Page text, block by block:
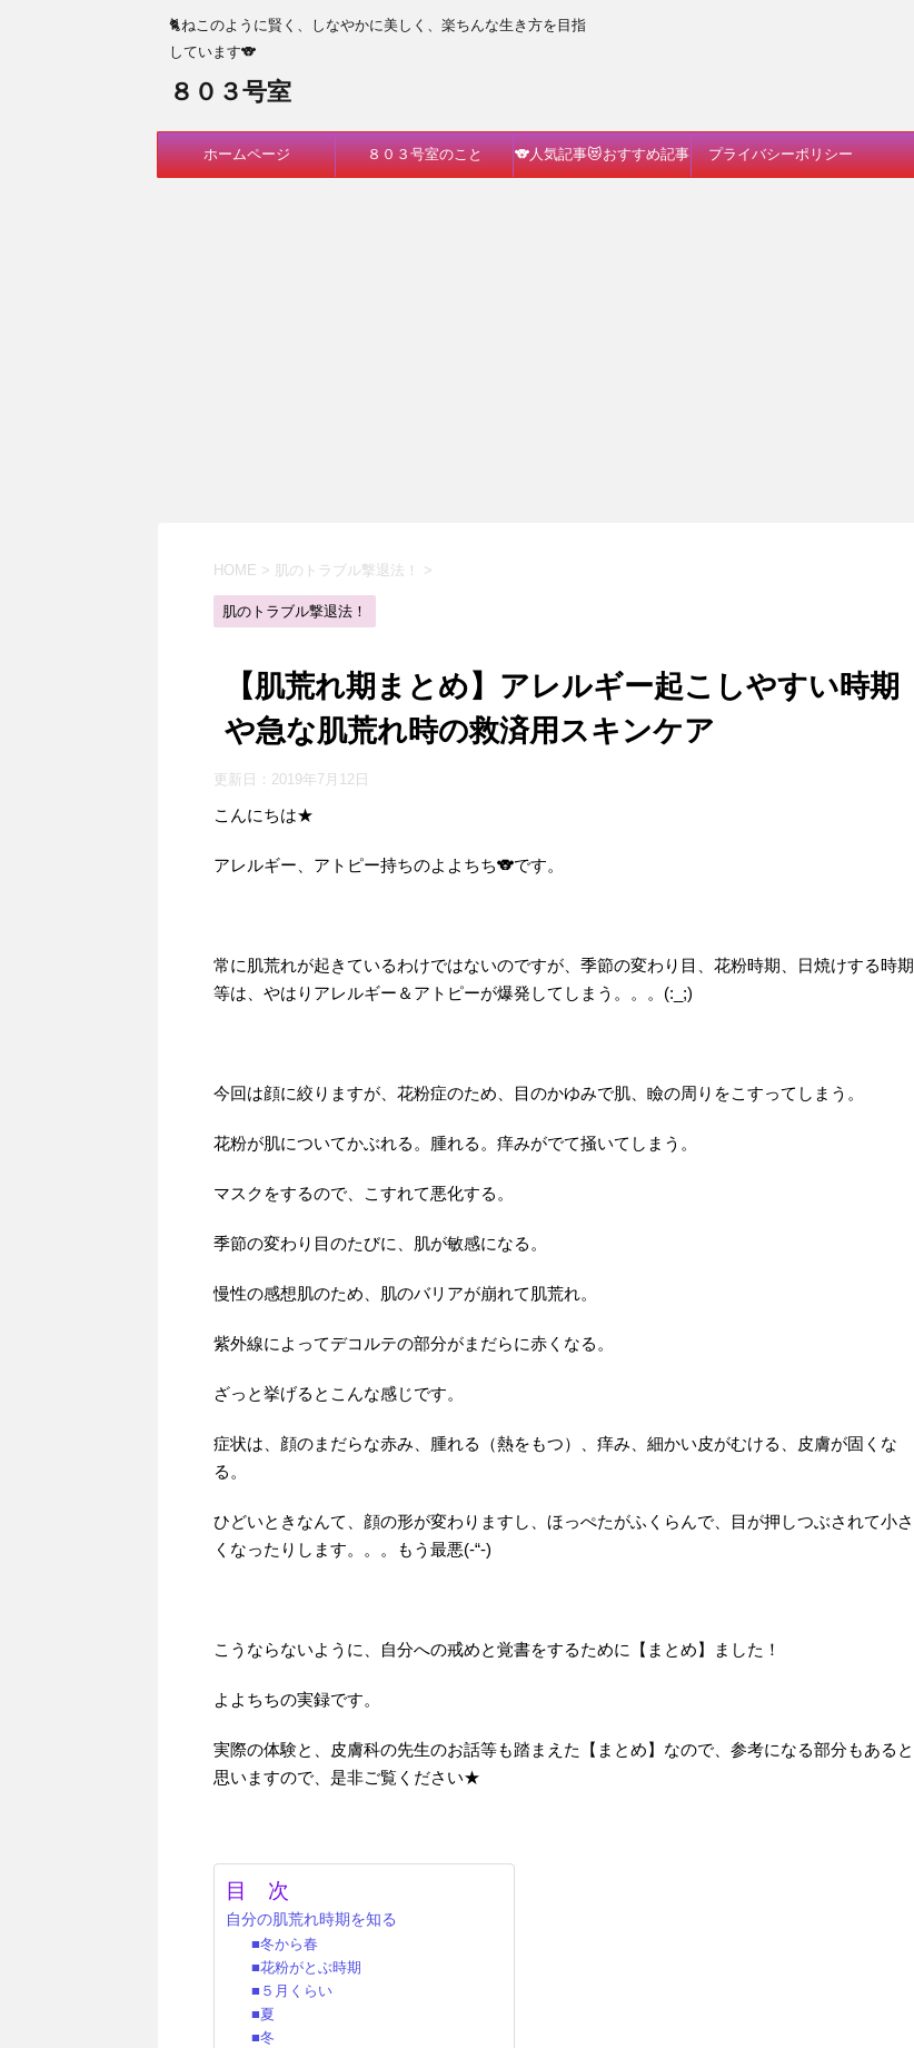
🐈ねこのように賢く、しなやかに美しく、楽ちんな生き方を目指
しています🐨
８０３号室
ホームページ ８０３号室のこと 🐨人気記事😻おすすめ記事 プライバシーポリシー
HOME > 肌のトラブル撃退法！ >
肌のトラブル撃退法！
【肌荒れ期まとめ】アレルギー起こしやすい時期
や急な肌荒れ時の救済用スキンケア
更新日： 2019年7月12日
こんにちは★
アレルギー、アトピー持ちのよよちち🐨です。
常に肌荒れが起きているわけではないのですが、季節の変わり目、花粉時期、日焼けする時期
等は、やはりアレルギー＆アトピーが爆発してしまう。。。(:_;)
今回は顔に絞りますが、花粉症のため、目のかゆみで肌、瞼の周りをこすってしまう。
花粉が肌についてかぶれる。腫れる。痒みがでて掻いてしまう。
マスクをするので、こすれて悪化する。
季節の変わり目のたびに、肌が敏感になる。
慢性の感想肌のため、肌のバリアが崩れて肌荒れ。
紫外線によってデコルテの部分がまだらに赤くなる。
ざっと挙げるとこんな感じです。
症状は、顔のまだらな赤み、腫れる（熱をもつ）、痒み、細かい皮がむける、皮膚が固くな
る。
ひどいときなんて、顔の形が変わりますし、ほっぺたがふくらんで、目が押しつぶされて小さ
くなったりします。。。もう最悪(-“-)
こうならないように、自分への戒めと覚書をするために【まとめ】ました！
よよちちの実録です。
実際の体験と、皮膚科の先生のお話等も踏まえた【まとめ】なので、参考になる部分もあると
思いますので、是非ご覧ください★
目 次
自分の肌荒れ時期を知る
■冬から春
■花粉がとぶ時期
■５月くらい
■夏
■冬